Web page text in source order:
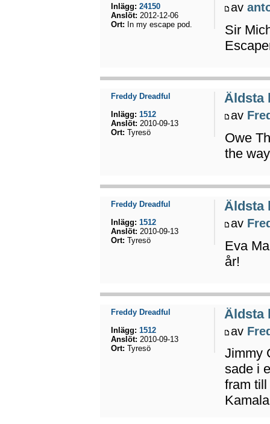
av
Sir
Inlägg: 24150
Anslöt: 2012-12-06
Ort: In my escape pod.
Äldsta
av
Owe
the
Freddy Dreadful
Inlägg: 1512
Anslöt: 2010-09-13
Ort: Tyresö
Äldsta
av
Eva
år!
Freddy Dreadful
Inlägg: 1512
Anslöt: 2010-09-13
Ort: Tyresö
Äldsta
av
Jimmy
sade i
fram
Freddy Dreadful
Inlägg: 1512
Anslöt: 2010-09-13
Ort: Tyresö